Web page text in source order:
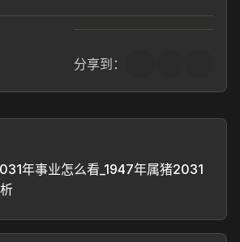
分享到：
年事业怎么看_1947年属猪2031